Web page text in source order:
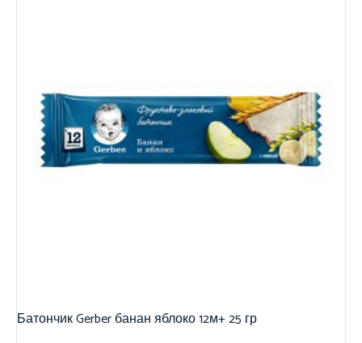
Батончик Gerber банан яблоко 12м+ 25 гр